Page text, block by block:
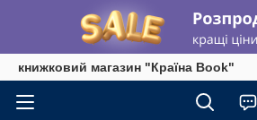
книжковий магазин "Країна Book"